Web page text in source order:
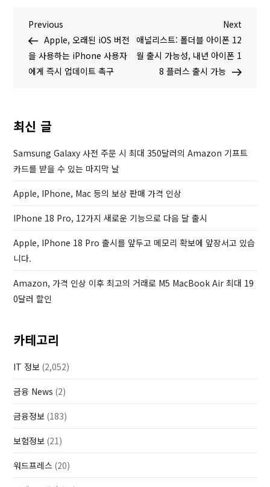
글
탐
P
r
e
v
s
P
o
s
t
Previous
Apple, 오래된 iOS 버전
을 사용하는 iPhone 사용자
에게 즉시 업데이트 촉구
N
e
x
t
Next
애널리스트: 폴더블 아이폰 12
월 출시 가능성, 내년 아이폰 1
8 플러스 출시 가능
최신 글
Samsung Galaxy 사전 주문 시 최대 350달러의 Amazon 기프트
카드를 받을 수 있는 마지막 날
Apple, IPhone, Mac 등의 보상 판매 가격 인상
IPhone 18 Pro, 12가지 새로운 기능으로 다음 달 출시
Apple, IPhone 18 Pro 출시를 앞두고 메모리 확보에 앞장서고 있습
니다.
Amazon, 가격 인상 이후 최고의 거래로 M5 MacBook Air 최대 19
0달러 할인
카테고리
IT 정보 (2,052)
금융 News (2)
금융정보 (183)
보험정보 (21)
워드프레스 (20)